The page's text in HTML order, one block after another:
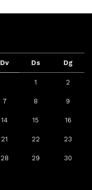
Dv Ds Dg
1 2
7 8 9
14 15 16
21 22 23
28 29 30